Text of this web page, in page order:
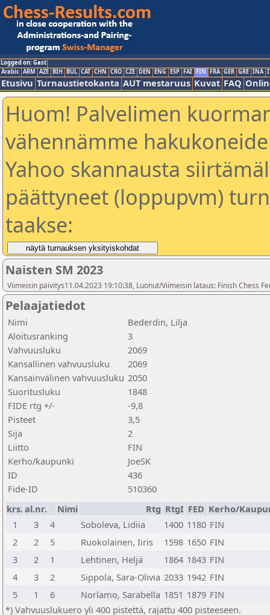
Logged on: Gast
Arabic ARM AZE BIH BUL CAT CHN CRO CZE DEN ENG ESP FAI FIN FRA GER GRE INA
Etusivu Turnaustietokanta AUT mestaruus Kuvat FAQ
Huom! Palvelimen
vähennämme
Yahoo skannausta
päättyneet (loppupvm)
taakse:
Naisten SM 2023
Viimeisin päivitys11.04.2023 19:10:38, Luonut/Viimeisin lataus: Finish Chess
Pelaajatiedot
Nimi
Bederdin, Lilja
Aloitusranking
3
Vahvuusluku
2069
Kansallinen vahvuusluku
2069
Kansainvälinen vahvuusluku 2050
Suoritusluku
1848
FIDE rtg +/-
-9,8
Pisteet
3,5
Sija
2
Liitto
FIN
Kerho/kaupunki
JoeSK
ID
436
Fide-ID
510360
krs.al.nr. Nimi Rtg RtgI FED Kerho/
1
3 4 Soboleva, Lidiia 1400 1180 FIN
2
2 5 Ruokolainen, Iiris 1598 1650 FIN
3
2 1 Lehtinen, Heljä 1864 1843 FIN
4
3 2 Sippola, Sara-Olivia 2033 1942 FIN
5
1 6 Norlamo, Sarabella 1851 1879 FIN
*) Vahvuuslukuero yli 400 pistettä, rajattu 400 pisteeseen.